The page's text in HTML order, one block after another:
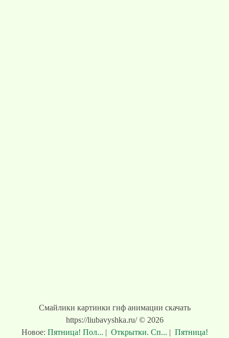
Смайлики картинки гиф анимации скачать
https://liubavyshka.ru/ © 2026
Новое: Пятница! Пол... | Открытки. Сп... | Пятница!